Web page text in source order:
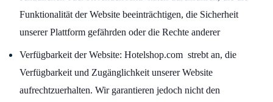
Funktionalität der Website beeinträchtigen, die Sicherheit
unserer Plattform gefährden oder die Rechte anderer
Verfügbarkeit der Website: Hotelshop.com strebt an, die
Verfügbarkeit und Zugänglichkeit unserer Website
aufrechtzuerhalten. Wir garantieren jedoch nicht den